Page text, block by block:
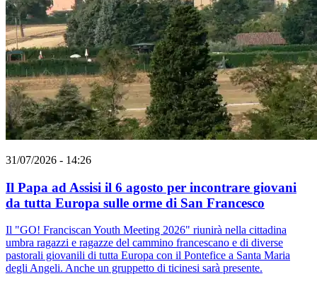
31/07/2026 - 14:26
Il Papa ad Assisi il 6 agosto per incontrare giovani
da tutta Europa sulle orme di San Francesco
Il "GO! Franciscan Youth Meeting 2026" riunirà nella cittadina
umbra ragazzi e ragazze del cammino francescano e di diverse
pastorali giovanili di tutta Europa con il Pontefice a Santa Maria
degli Angeli. Anche un gruppetto di ticinesi sarà presente.